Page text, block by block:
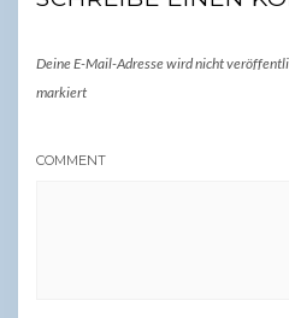
Deine E-Mail-Adresse wird nicht
markiert
COMMENT